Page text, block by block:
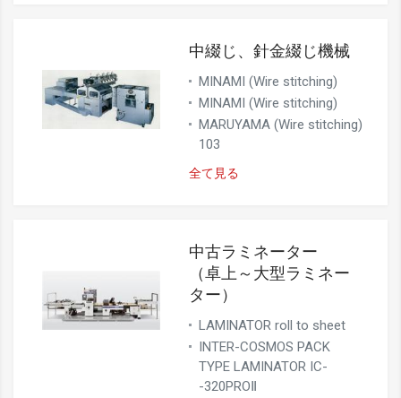
中綴じ、針金綴じ機械
MINAMI (Wire stitching)
MINAMI (Wire stitching)
MARUYAMA (Wire stitching)
103
全て見る
中古ラミネーター
（卓上～大型ラミネー
ター）
LAMINATOR roll to sheet
INTER-COSMOS PACK
TYPE LAMINATOR IC-
-320PROⅡ